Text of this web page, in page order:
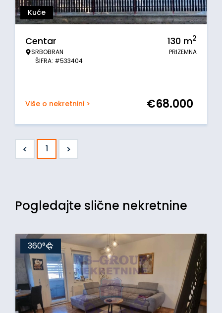
Kuće
Centar
SRBOBRAN
ŠIFRA: #533404
130 m2
PRIZEMNA
Više o nekretnini > €68.000
< 1 >
Pogledajte slične nekretnine
360°